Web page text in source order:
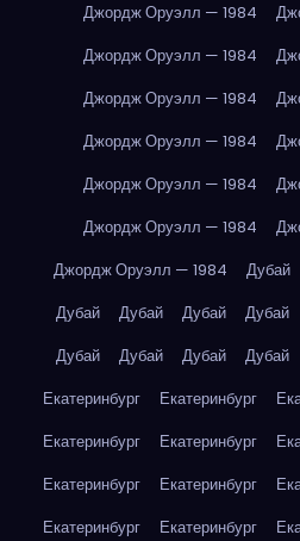
Джордж Оруэлл — 1984
Джордж Оруэлл — 1984
Джордж Оруэлл — 1984
Джордж Оруэлл — 1984
Джордж Оруэлл — 1984
Джордж Оруэлл — 1984
Джордж Оруэлл — 1984
Дубай
Дубай
Дубай Дубай Дубай
Дубай
Дубай Дубай Дубай
Екатеринбург
Екатеринбург
Екатеринбург
Екатеринбург
Екатеринбург
Екатеринбург
Екатеринбург
Екатеринбург